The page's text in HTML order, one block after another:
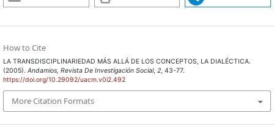
How to Cite
LA TRANSDISCIPLINARIEDAD MÁS ALLÁ DE LOS CONCEPTOS, LA DIALÉCTICA.
(2005). Andamios, Revista De Investigación Social, 2, 43-77.
https://doi.org/10.29092/uacm.v0i2.492
More Citation Formats